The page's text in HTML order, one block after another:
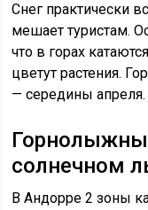
Снег практически
мешает туристам.
что в горах
цветут растения.
— середины апреля.
солнечном
В Андорре 2 зоны